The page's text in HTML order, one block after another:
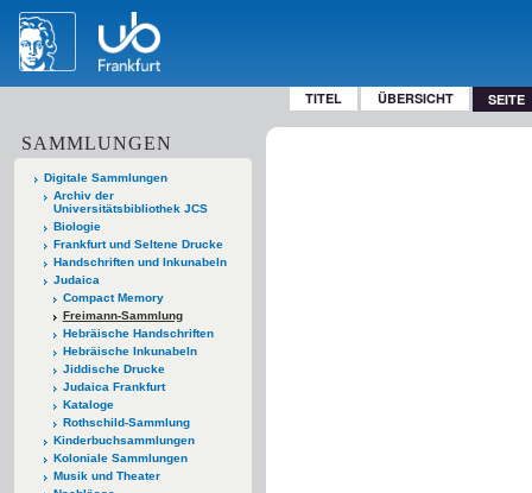
TITEL ÜBERSICHT SEITE
SAMMLUNGEN
Digitale Sammlungen
Archiv der
Universitätsbibliothek JCS
Biologie
Frankfurt und Seltene Drucke
Handschriften und Inkunabeln
Judaica
Compact Memory
Freimann-Sammlung
Hebräische Handschriften
Hebräische Inkunabeln
Jiddische Drucke
Judaica Frankfurt
Kataloge
Rothschild-Sammlung
Kinderbuchsammlungen
Koloniale Sammlungen
Musik und Theater